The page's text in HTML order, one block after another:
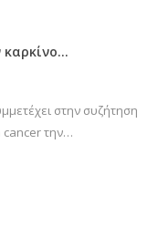
καρκίνο…
στην συζήτηση
cancer την…